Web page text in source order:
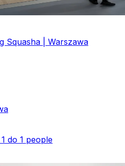
Squasha | Warszawa
do 1 people